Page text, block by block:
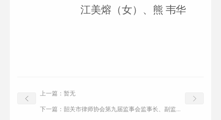
江美熔 （女） 、熊 韦华
上一篇： 暂无
下一篇： 韶关市律师协会第九届监事会监事长、副监...